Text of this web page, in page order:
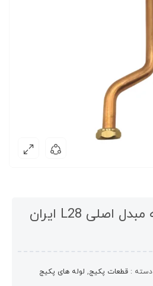
لوله مسی پمپ به مبدل اصلی L28 ایران
دسته : قطعات پکیج, لوله های پکیج